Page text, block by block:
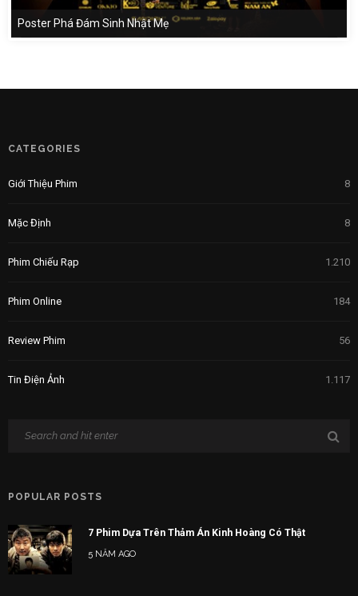
Poster Phá Đám Sinh Nhật Mẹ
CATEGORIES
Giới Thiệu Phim 8
Mặc Định 8
Phim Chiếu Rạp 1.210
Phim Online 184
Review Phim 56
Tin Điện Ảnh 1.117
POPULAR POSTS
7 Phim Dựa Trên Thảm Án Kinh Hoàng Có Thật
5 NĂM AGO